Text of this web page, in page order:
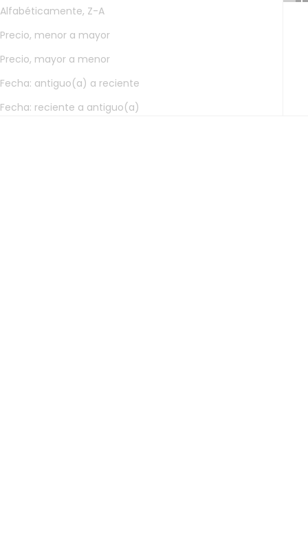
Alfabéticamente, Z-A
Precio, menor a mayor
Precio, mayor a menor
Fecha: antiguo(a) a reciente
Fecha: reciente a antiguo(a)